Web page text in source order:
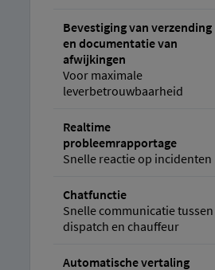
Bevestiging van verzending
en documentatie van
afwijkingen
Voor maximale
leverbetrouwbaarheid
Realtime
probleemrapportage
Snelle reactie op incidenten
Chatfunctie
Snelle communicatie tussen
dispatch en chauffeur
Automatische vertaling